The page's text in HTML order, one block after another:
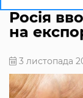
Росія
на
3 листопада